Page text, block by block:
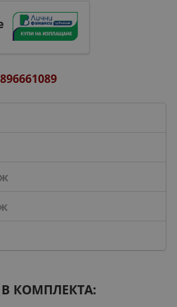
КОМПЛЕКТА: